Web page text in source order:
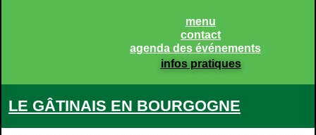
menu
contact
agenda des événements
infos pratiques
LE GÂTINAIS EN BOURGOGNE